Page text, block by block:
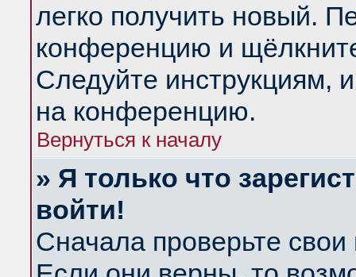
легко получить новый.
конференцию и
Следуйте инструкциям,
на конференцию.
Вернуться к началу
» Я только что
войти!
Сначала проверьте